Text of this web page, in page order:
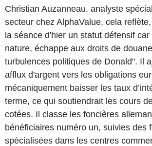
Christian Auzanneau, analyste
secteur chez AlphaValue, cela
la séance d'hier un statut défensif
nature, échappe aux droits de
turbulences politiques de Donald". Il
afflux d'argent vers les obligations
mécaniquement baisser les taux
terme, ce qui soutiendrait les cours
cotées. Il classe les foncières
bénéficiaires numéro un, suivies des
spécialisées dans les centres